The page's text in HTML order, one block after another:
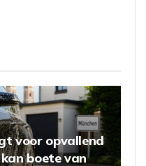
voor opvallend
boete van